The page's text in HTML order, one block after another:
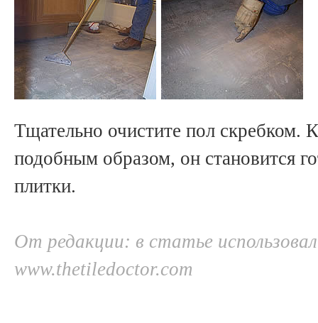
Тщательно очистите пол скребком.
подобным образом, он становится
плитки.
От редакции: в статье
www.thetiledoctor.com